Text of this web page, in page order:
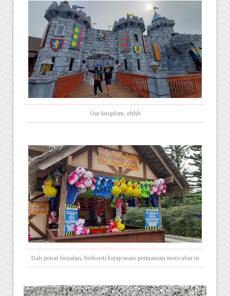
Our kingdom..ehhh
Dah penat berjalan, berhenti kejap main permainan mencabar ni